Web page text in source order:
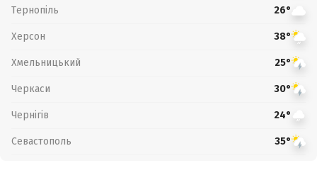
Тернопіль 26°
Херсон 38°
Хмельницький 25°
Черкаси 30°
Чернігів 24°
Севастополь 35°